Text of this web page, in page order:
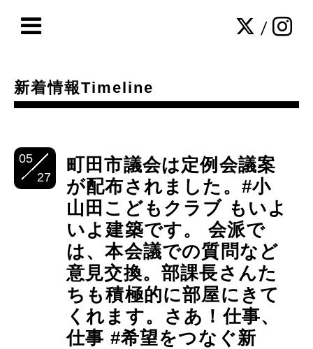
/
新着情報Timeline
05
27
町田市議会は定例会議案
が配布されました。#小
山田こどもクラブ もいよ
いよ建築です。 会派で
は、本会議での質問など
意見交換。部課長さんた
ちも積極的に部屋にきて
くれます。さあ！仕事、
仕事 #希望をつなぐ新